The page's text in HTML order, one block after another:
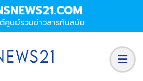
ต์ศูนย์รวมข่าวสารทันสมัย